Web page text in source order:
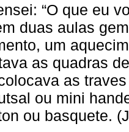
“O que eu
duas aulas
um
as quadras
as
ou mini
ou basquete.